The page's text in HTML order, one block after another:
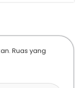
Ruas yang